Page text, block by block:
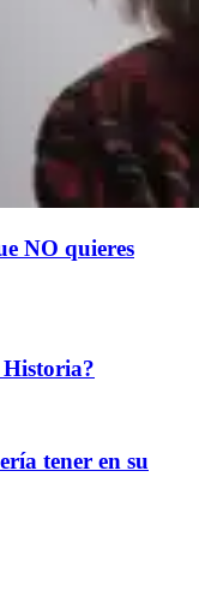
NO quieres
tener en su